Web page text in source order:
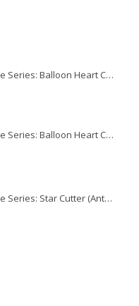
SD Select Entremet Cake Series: Balloon Heart Cutter Small Cutter (Antreme Pasta Serisi: Balon Kalp Kesici)
SD Select Entremet Cake Series: Balloon Heart Cutter Cutter (Antreme Pasta Serisi: Balon Kalp Kesici)
SD Select Entremet Cake Series: Star Cutter (Antreme Pasta Serisi: Yıldız Kesici)